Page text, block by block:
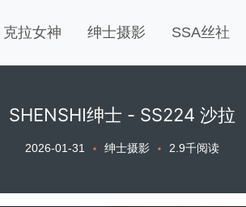
克拉女神 绅士摄影 SSA丝社
SHENSHI绅士 - SS224 沙拉
2026-01-31 绅士摄影 2.9千阅读